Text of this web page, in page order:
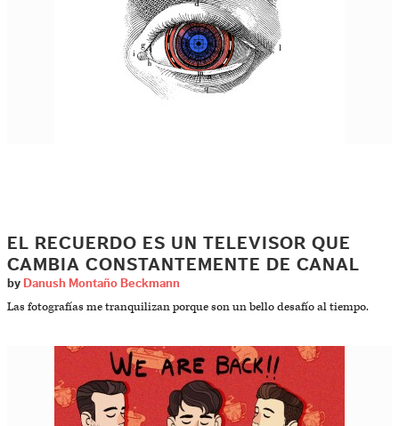
EL RECUERDO ES UN TELEVISOR QUE
CAMBIA CONSTANTEMENTE DE CANAL
by Danush Montaño Beckmann
Las fotografías me tranquilizan porque son un bello desafío al tiempo.